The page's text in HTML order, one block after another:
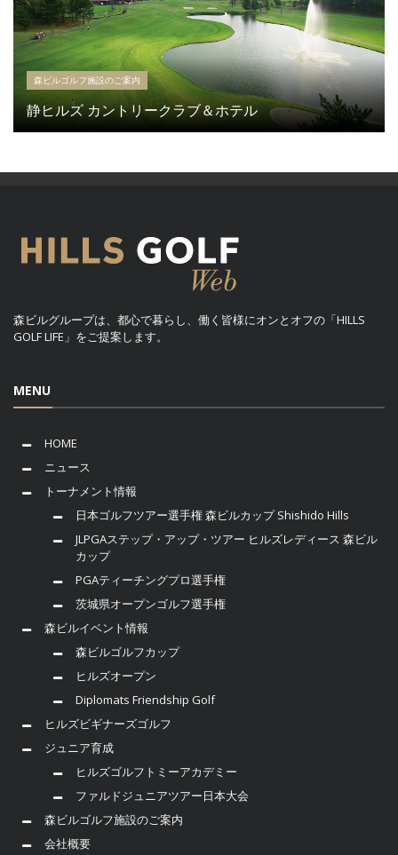
森ビルゴルフ施設のご案内
静ヒルズ カントリークラブ＆ホテル
森ビルグループは、都心で暮らし、働く皆様にオンとオフの「HILLS
GOLF LIFE」をご提案します。
MENU
HOME
ニュース
トーナメント情報
日本ゴルフツアー選手権 森ビルカップ Shishido Hills
JLPGAステップ・アップ・ツアー ヒルズレディース 森ビル
カップ
PGAティーチングプロ選手権
茨城県オープンゴルフ選手権
森ビルイベント情報
森ビルゴルフカップ
ヒルズオープン
Diplomats Friendship Golf
ヒルズビギナーズゴルフ
ジュニア育成
ヒルズゴルフトミーアカデミー
ファルドジュニアツアー日本大会
森ビルゴルフ施設のご案内
会社概要